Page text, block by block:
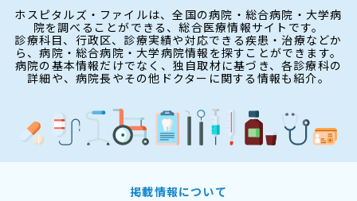
ホスピタルズ・ファイルは、全国の病院・総合病院・大学病
院を調べることができる、総合医療情報サイトです。
診療科目、行政区、診療実績や対応できる疾患・治療などか
ら、病院・総合病院・大学病院情報を探すことができます。
病院の基本情報だけでなく、独自取材に基づき、各診療科の
詳細や、病院長やその他ドクターに関する情報も紹介。
掲載情報について